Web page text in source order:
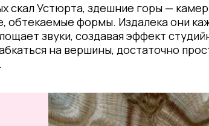
скал Устюрта, здешние горы —
обтекаемые формы. Издалека они
звуки, создавая эффект
на вершины, достаточно